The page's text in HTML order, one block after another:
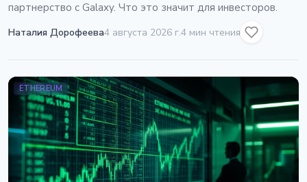
партнерство с Galaxy. Что это значит для инвесторов.
Наталия Дорофеева4 августа 2026 г.4 мин чтения
ETHEREUM